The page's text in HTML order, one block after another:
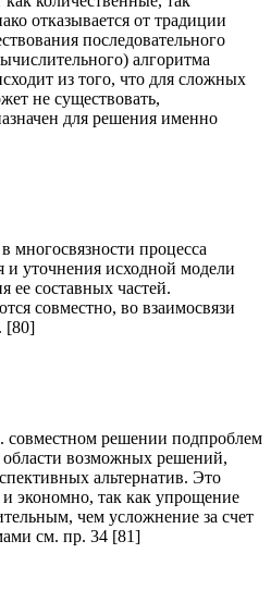
отказывается от традиции
последовательного
алгоритма
из того, что для сложных
не существовать,
для решения именно
многосвязности процесса
и уточнения исходной модели
ее составных частей.
совместно, во взаимосвязи
[80]
совместном решении подпроблем
возможных решений,
альтернатив. Это
экономно, так как упрощение
чем усложнение за счет
см. пр. 34 [81]